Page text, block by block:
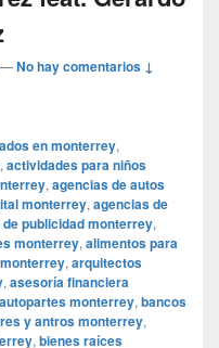
—No hay comentarios ↓
en monterrey,
, actividades para niños
, agencias de autos
monterrey, agencias de
publicidad monterrey,
monterrey, alimentos para
, arquitectos
, asesoría financiera
autopartes monterrey, bancos
y antros monterrey,
, bienes raíces